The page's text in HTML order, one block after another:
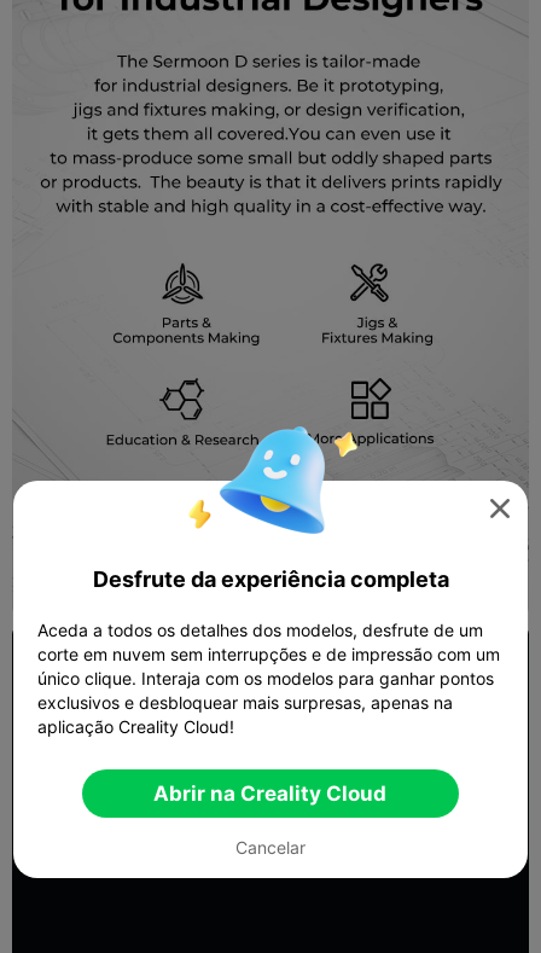

Desfrute da experiência completa
Aceda a todos os detalhes dos modelos, desfrute de um
corte em nuvem sem interrupções e de impressão com um
único clique. Interaja com os modelos para ganhar pontos
exclusivos e desbloquear mais surpresas, apenas na
aplicação Creality Cloud!
Abrir na Creality Cloud
Cancelar